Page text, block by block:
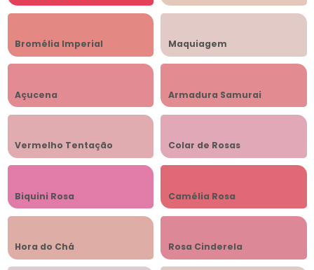
Bromélia Imperial Maquiagem
Açucena Armadura Samurai
Vermelho Tentação Colar de Rosas
Biquini Rosa Camélia Rosa
Hora do Chá Rosa Cinderela